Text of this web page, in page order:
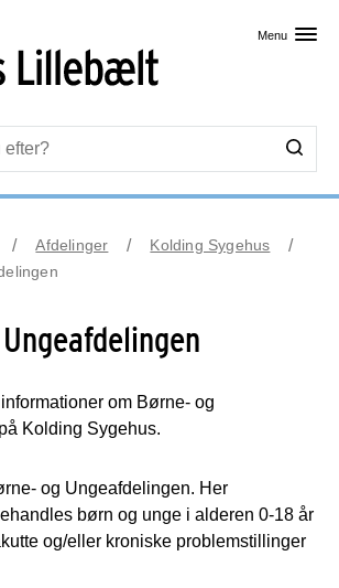
Menu
Afdelinger
Kolding Sygehus
om Børne- og
Kolding Sygehus.
og Ungeafdelingen. Her
børn og unge i alderen 0-18 år
og/eller kroniske problemstillinger